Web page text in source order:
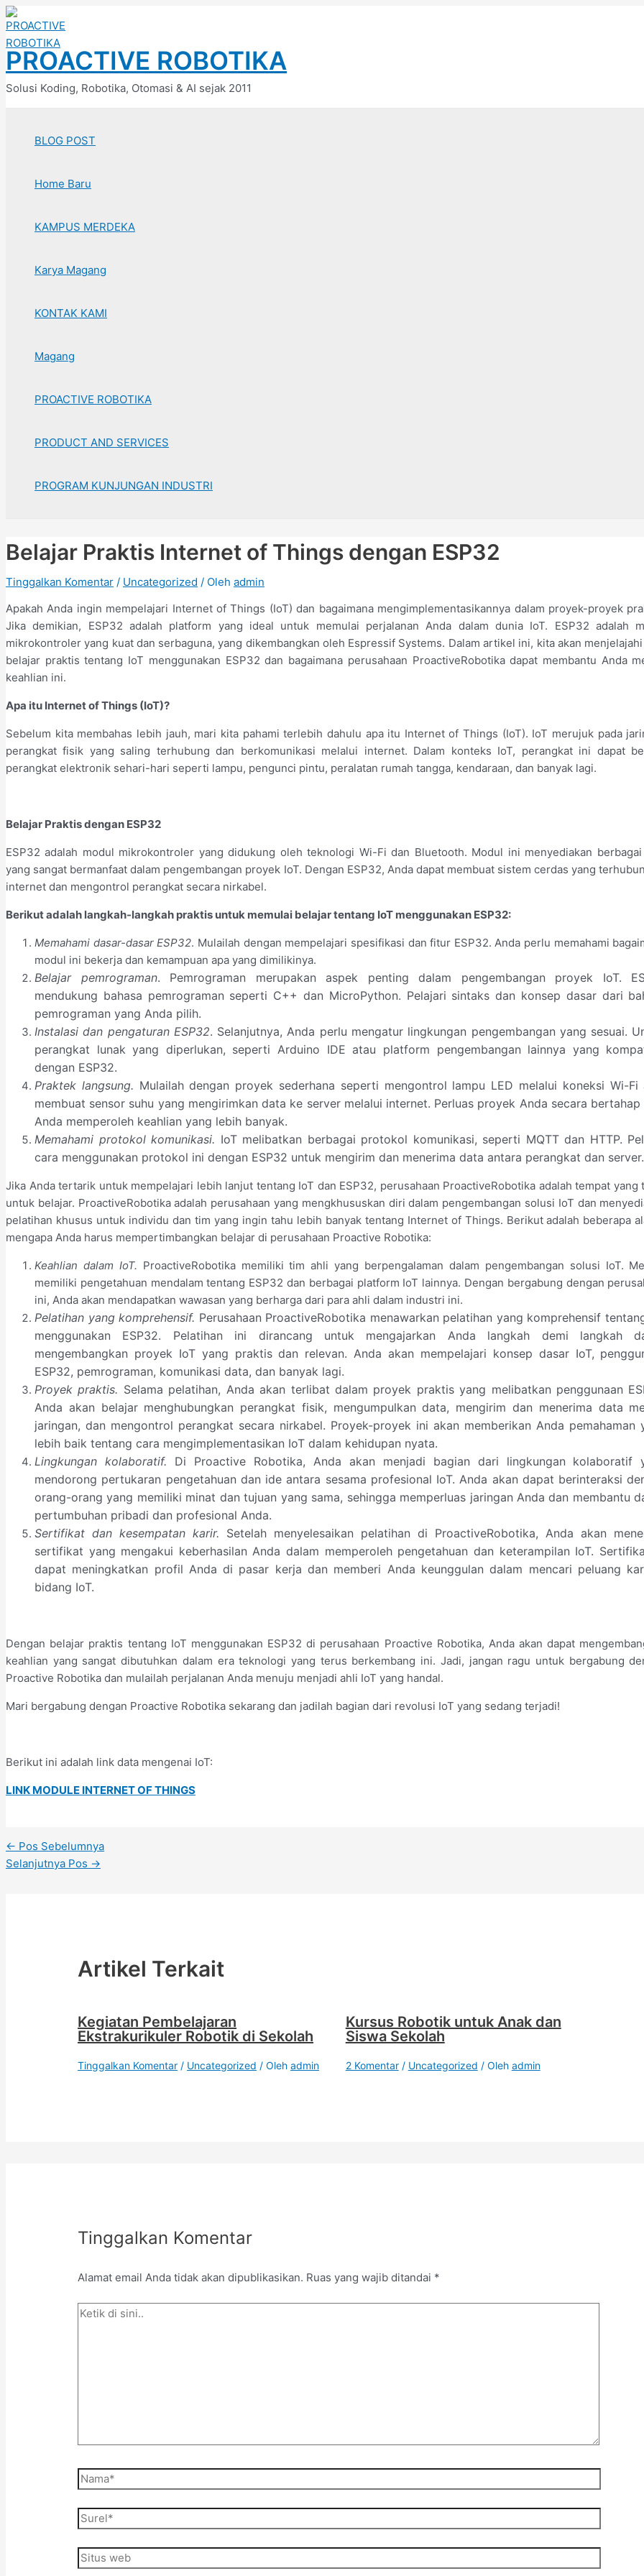
Lewati
ke
konten
PROACTIVE ROBOTIKA
Solusi Koding, Robotika, Otomasi & AI sejak 2011
BLOG POST
Home Baru
KAMPUS MERDEKA
Karya Magang
KONTAK KAMI
Magang
PROACTIVE ROBOTIKA
PRODUCT AND SERVICES
PROGRAM KUNJUNGAN INDUSTRI
Belajar Praktis Internet of Things dengan ESP32
Tinggalkan Komentar / Uncategorized / Oleh admin
Apakah Anda ingin mempelajari Internet of Things (IoT) dan bagaimana mengimplementasikannya dalam proyek-proyek
Jika demikian, ESP32 adalah platform yang ideal untuk memulai perjalanan Anda dalam dunia IoT. ESP32 adalah
mikrokontroler yang kuat dan serbaguna, yang dikembangkan oleh Espressif Systems. Dalam artikel ini, kita akan
belajar praktis tentang IoT menggunakan ESP32 dan bagaimana perusahaan ProactiveRobotika dapat membantu Anda
keahlian ini.
Apa itu Internet of Things (IoT)?
Sebelum kita membahas lebih jauh, mari kita pahami terlebih dahulu apa itu Internet of Things (IoT). IoT merujuk pada
perangkat fisik yang saling terhubung dan berkomunikasi melalui internet. Dalam konteks IoT, perangkat ini dapat
perangkat elektronik sehari-hari seperti lampu, pengunci pintu, peralatan rumah tangga, kendaraan, dan banyak lagi.
Belajar Praktis dengan ESP32
ESP32 adalah modul mikrokontroler yang didukung oleh teknologi Wi-Fi dan Bluetooth. Modul ini menyediakan
yang sangat bermanfaat dalam pengembangan proyek IoT. Dengan ESP32, Anda dapat membuat sistem cerdas yang
internet dan mengontrol perangkat secara nirkabel.
Berikut adalah langkah-langkah praktis untuk memulai belajar tentang IoT menggunakan ESP32:
Memahami dasar-dasar ESP32. Mulailah dengan mempelajari spesifikasi dan fitur ESP32. Anda perlu memahami
modul ini bekerja dan kemampuan apa yang dimilikinya.
Belajar pemrograman. Pemrograman merupakan aspek penting dalam pengembangan proyek IoT.
mendukung bahasa pemrograman seperti C++ dan MicroPython. Pelajari sintaks dan konsep dasar dari
pemrograman yang Anda pilih.
Instalasi dan pengaturan ESP32. Selanjutnya, Anda perlu mengatur lingkungan pengembangan yang sesuai.
perangkat lunak yang diperlukan, seperti Arduino IDE atau platform pengembangan lainnya yang
dengan ESP32.
Praktek langsung. Mulailah dengan proyek sederhana seperti mengontrol lampu LED melalui koneksi Wi-Fi
membuat sensor suhu yang mengirimkan data ke server melalui internet. Perluas proyek Anda secara bertahap
Anda memperoleh keahlian yang lebih banyak.
Memahami protokol komunikasi. IoT melibatkan berbagai protokol komunikasi, seperti MQTT dan HTTP.
cara menggunakan protokol ini dengan ESP32 untuk mengirim dan menerima data antara perangkat dan server.
Jika Anda tertarik untuk mempelajari lebih lanjut tentang IoT dan ESP32, perusahaan ProactiveRobotika adalah tempat yang
untuk belajar. ProactiveRobotika adalah perusahaan yang mengkhususkan diri dalam pengembangan solusi IoT dan
pelatihan khusus untuk individu dan tim yang ingin tahu lebih banyak tentang Internet of Things. Berikut adalah beberapa
mengapa Anda harus mempertimbangkan belajar di perusahaan Proactive Robotika:
Keahlian dalam IoT. ProactiveRobotika memiliki tim ahli yang berpengalaman dalam pengembangan solusi IoT.
memiliki pengetahuan mendalam tentang ESP32 dan berbagai platform IoT lainnya. Dengan bergabung dengan
ini, Anda akan mendapatkan wawasan yang berharga dari para ahli dalam industri ini.
Pelatihan yang komprehensif. Perusahaan ProactiveRobotika menawarkan pelatihan yang komprehensif
menggunakan ESP32. Pelatihan ini dirancang untuk mengajarkan Anda langkah demi langkah
mengembangkan proyek IoT yang praktis dan relevan. Anda akan mempelajari konsep dasar IoT,
ESP32, pemrograman, komunikasi data, dan banyak lagi.
Proyek praktis. Selama pelatihan, Anda akan terlibat dalam proyek praktis yang melibatkan penggunaan
Anda akan belajar menghubungkan perangkat fisik, mengumpulkan data, mengirim dan menerima data
jaringan, dan mengontrol perangkat secara nirkabel. Proyek-proyek ini akan memberikan Anda pemahaman
lebih baik tentang cara mengimplementasikan IoT dalam kehidupan nyata.
Lingkungan kolaboratif. Di Proactive Robotika, Anda akan menjadi bagian dari lingkungan kolaboratif
mendorong pertukaran pengetahuan dan ide antara sesama profesional IoT. Anda akan dapat berinteraksi
orang-orang yang memiliki minat dan tujuan yang sama, sehingga memperluas jaringan Anda dan membantu
pertumbuhan pribadi dan profesional Anda.
Sertifikat dan kesempatan karir. Setelah menyelesaikan pelatihan di ProactiveRobotika, Anda akan
sertifikat yang mengakui keberhasilan Anda dalam memperoleh pengetahuan dan keterampilan IoT.
dapat meningkatkan profil Anda di pasar kerja dan memberi Anda keunggulan dalam mencari peluang
bidang IoT.
Dengan belajar praktis tentang IoT menggunakan ESP32 di perusahaan Proactive Robotika, Anda akan dapat
keahlian yang sangat dibutuhkan dalam era teknologi yang terus berkembang ini. Jadi, jangan ragu untuk bergabung
Proactive Robotika dan mulailah perjalanan Anda menuju menjadi ahli IoT yang handal.
Mari bergabung dengan Proactive Robotika sekarang dan jadilah bagian dari revolusi IoT yang sedang terjadi!
Berikut ini adalah link data mengenai IoT:
LINK MODULE INTERNET OF THINGS
Navigasi
pos
← Pos Sebelumnya
Selanjutnya Pos →
Artikel Terkait
Kegiatan Pembelajaran
Ekstrakurikuler Robotik di Sekolah
Tinggalkan Komentar / Uncategorized / Olehadmin
Kursus Robotik untuk Anak dan
Siswa Sekolah
2 Komentar / Uncategorized / Oleh admin
Tinggalkan Komentar
Alamat email Anda tidak akan dipublikasikan. Ruas yang wajib ditandai *
Ketik
Nama*
Surel*
Situs
web